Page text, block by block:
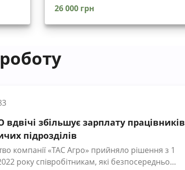
26 000 грн
вдвічі збільшує зарплату працівників
підрозділів
компанії «ТАС Агро» прийняло рішення з 1
року співробітникам, які безпосередньо